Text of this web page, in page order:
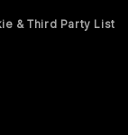
& Third Party List